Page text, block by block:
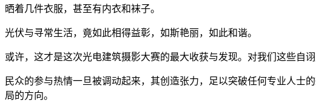
晒着几件衣服，甚至有内衣和袜子。
光伏与寻常生活，竟如此相得益彰，如斯艳丽，如此和谐。
或许，这才是这次光电建筑摄影大赛的最大收获与发现。对我们这些自
民众的参与热情一旦被调动起来，其创造张力，足以突破任何专业人士
局的方向。